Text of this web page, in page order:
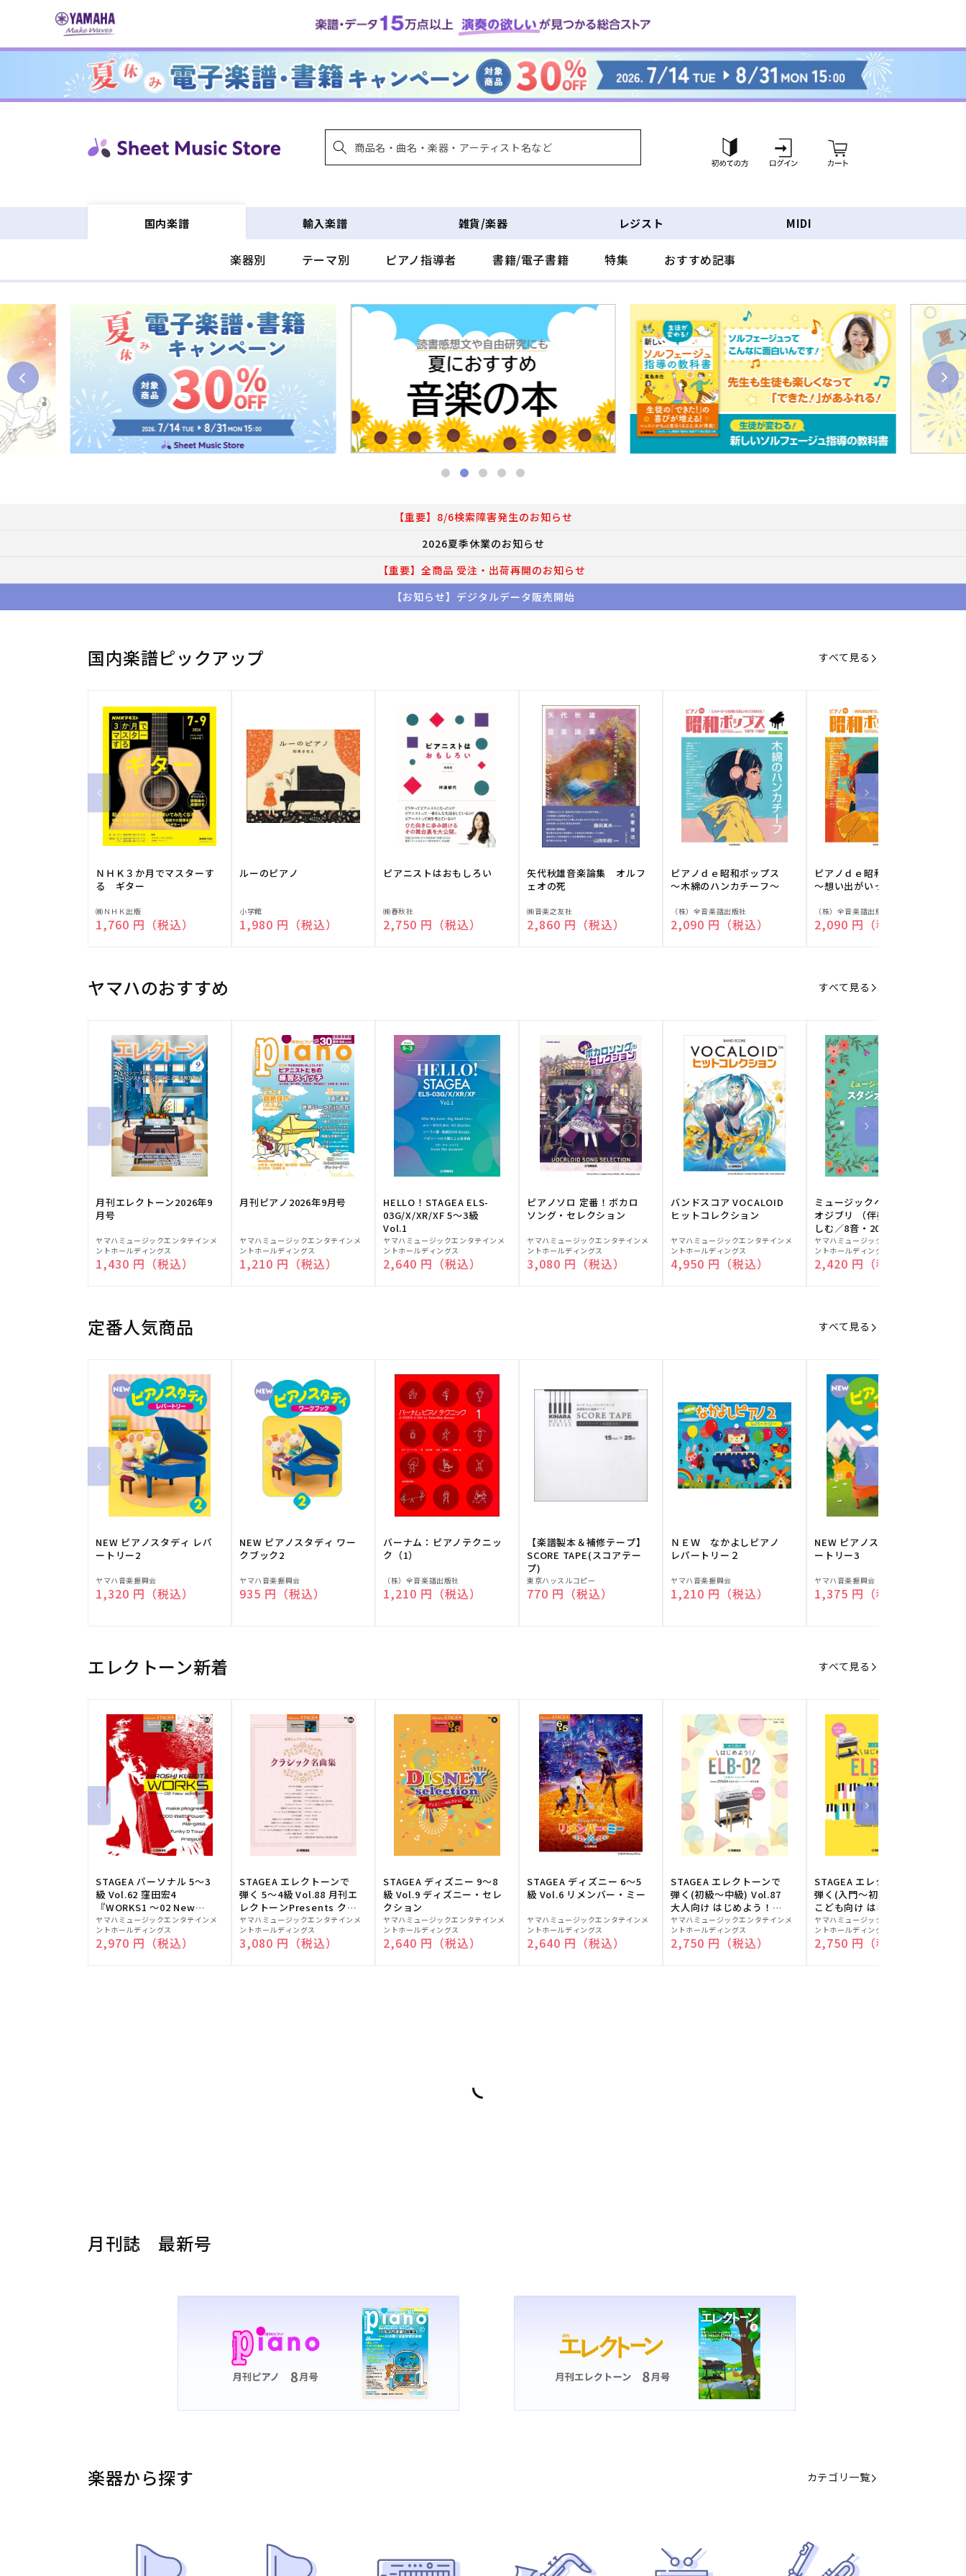
ンツに
グ
イ
ー
ト
国内楽譜
楽器別 テーマ別 ピアノ指導者 書籍/電子書籍 特集 おすすめ記事
輸入楽譜 雑貨/楽器 レジスト MIDI
【重要】8/6検索障害発生のお知らせ
2026夏季休業のお知らせ
【重要】全商品 受注・出荷再開のお知らせ
【お知らせ】デジタルデータ販売開始
国内楽譜ピックアップ すべて見る
ＮＨＫ３か月でマスターす
る ギター
販
売
㈱ＮＨＫ出版
通常価格
1,760 円（税込）
ルーのピアノ
販
売
小学館
通常価格
1,980 円（税込）
ピアニストはおもしろい
販
売
㈱春秋社
通常価格
2,750 円（税込）
矢代秋雄音楽論集 オルフ
ェオの死
販
売
㈱音楽之友社
通常価格
2,860 円（税込）
ピアノｄｅ昭和ポップス
～木綿のハンカチーフ～
販
売
（株）全音楽譜出版社
通常価格
2,090 円（税込）
ピアノｄｅ昭和ポップス
～想い出がいっぱい～
販
売
（株）全音楽譜出版社
通常価格
2,090 円（税込）
ヤマハのおすすめ すべて見る
月刊エレクトーン2026年9
月号
販
売
元:
ヤマハミュージックエンタテインメ
ントホールディングス
通常価格
1,430 円（税込）
月刊ピアノ2026年9月号
販
売
元:
ヤマハミュージックエンタテインメ
ントホールディングス
通常価格
1,210 円（税込）
HELLO！STAGEA ELS-
03G/X/XR/XF 5～3級
Vol.1
販
売
元:
ヤマハミュージックエンタテインメ
ントホールディングス
通常価格
2,640 円（税込）
ピアノソロ 定番！ボカロ
ソング・セレクション
販
売
元:
ヤマハミュージックエンタテインメ
ントホールディングス
通常価格
3,080 円（税込）
バンドスコア VOCALOID
ヒットコレクション
販
売
元:
ヤマハミュージックエンタテインメ
ントホールディングス
通常価格
4,950 円（税込）
ミュージックベルでスタジ
オジブリ （伴奏音源と楽
しむ／8音・20音ベル対応
／ドレミふりがな付）
販
売
元:
ヤマハミュージックエンタテインメ
ントホールディングス
通常価格
2,420 円（税込）
定番人気商品 すべて見る
NEW ピアノスタディ レパ
ートリー2
販
売
ヤマハ音楽振興会
通常価格
1,320 円（税込）
NEW ピアノスタディ ワー
クブック2
販
売
ヤマハ音楽振興会
通常価格
935 円（税込）
バーナム：ピアノテクニッ
ク（1）
販
売
（株）全音楽譜出版社
通常価格
1,210 円（税込）
【楽譜製本＆補修テープ】
SCORE TAPE(スコアテー
プ)
販
売
東京ハッスルコピー
通常価格
770 円（税込）
ＮＥＷ なかよしピアノ
レパートリー２
販
売
ヤマハ音楽振興会
通常価格
1,210 円（税込）
NEW ピアノスタディ レパ
ートリー3
販
売
ヤマハ音楽振興会
通常価格
1,375 円（税込）
エレクトーン新着 すべて見る
STAGEA パーソナル 5～3
級 Vol.62 窪田宏4
『WORKS1 ～02 New
edition～』
販
売
元:
ヤマハミュージックエンタテインメ
ントホールディングス
通常価格
2,970 円（税込）
STAGEA エレクトーンで
弾く 5～4級 Vol.88 月刊エ
レクトーンPresents クラ
シック名曲集
販
売
元:
ヤマハミュージックエンタテインメ
ントホールディングス
通常価格
3,080 円（税込）
STAGEA ディズニー 9～8
級 Vol.9 ディズニー・セレ
クション
販
売
元:
ヤマハミュージックエンタテインメ
ントホールディングス
通常価格
2,640 円（税込）
STAGEA ディズニー 6～5
級 Vol.6 リメンバー・ミー
販
売
元:
ヤマハミュージックエンタテインメ
ントホールディングス
通常価格
2,640 円（税込）
STAGEA エレクトーンで
弾く(初級～中級) Vol.87
大人向け はじめよう！
ELB-02(楽器のトリセツ
付)
販
売
元:
ヤマハミュージックエンタテインメ
ントホールディングス
通常価格
2,750 円（税込）
STAGEA エレクトーンで
弾く(入門～初級) Vol.86
こども向け はじめよう！
ELB-02(楽器のトリセツ
付)
販
売
元:
ヤマハミュージックエンタテインメ
ントホールディングス
通常価格
2,750 円（税込）
月刊誌 最新号
楽器から探す カテゴリ一覧